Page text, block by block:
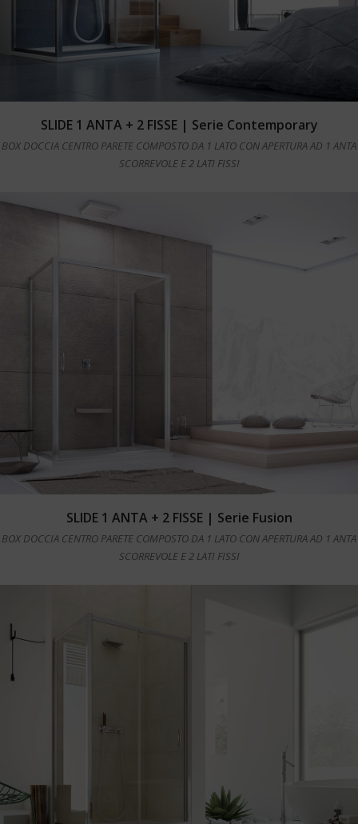
Leggi tutto
SLIDE 1 ANTA + 2 FISSE | Serie Contemporary
BOX DOCCIA CENTRO PARETE COMPOSTO DA 1 LATO CON APERTURA AD 1 ANTA
SCORREVOLE E 2 LATI FISSI
Leggi tutto
SLIDE 1 ANTA + 2 FISSE | Serie Fusion
BOX DOCCIA CENTRO PARETE COMPOSTO DA 1 LATO CON APERTURA AD 1 ANTA
SCORREVOLE E 2 LATI FISSI